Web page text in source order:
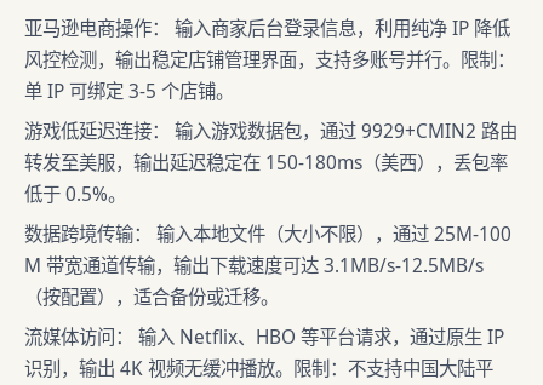
亚马逊电商操作： 输入商家后台登录信息，利用纯净 IP 降低
风控检测，输出稳定店铺管理界面，支持多账号并行。限制：
单 IP 可绑定 3-5 个店铺。
游戏低延迟连接： 输入游戏数据包，通过 9929+CMIN2 路由
转发至美服，输出延迟稳定在 150-180ms（美西），丢包率
低于 0.5%。
数据跨境传输： 输入本地文件（大小不限），通过 25M-100
M 带宽通道传输，输出下载速度可达 3.1MB/s-12.5MB/s
（按配置），适合备份或迁移。
流媒体访问： 输入 Netflix、HBO 等平台请求，通过原生 IP
识别，输出 4K 视频无缓冲播放。限制：不支持中国大陆平